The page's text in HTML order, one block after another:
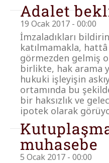
Adalet
19 Ocak 2017 - 00:00
İmzaladıkları
katılmamakla,
görmezden gelmiş
birlikte, hak arama
hukuki işleyişin
ortamında bu
bir haksızlık ve
ipotek olarak
muhasebe
5 Ocak 2017 - 00:00